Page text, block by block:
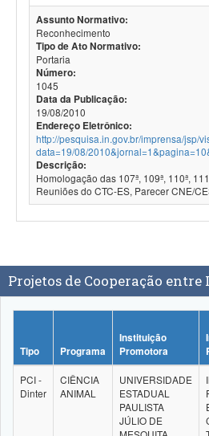
Assunto Normativo:
Reconhecimento
Tipo de Ato Normativo:
Portaria
Número:
1045
Data da Publicação:
19/08/2010
Endereço Eletrônico:
http://pesquisa.in.gov.br/imprensa/jsp/
data=19/08/
Descrição:
Homologação das 107ª, 109ª, 110ª,
Reuniões do CTC-ES, Parecer CNE/
Projetos de Cooperação
Tipo Programa
Instituição
Promotora
PCI -
Dinter
CIÊNCIA
ANIMAL
UNIVERSIDADE
ESTADUAL
PAULISTA
JÚLIO DE